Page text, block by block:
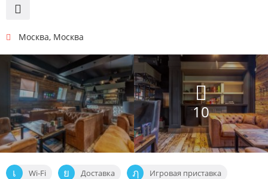
10
Wi-Fi Доставка Игровая приставка
Москва, Москва